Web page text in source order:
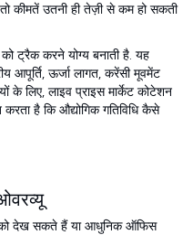
कीमतें उतनी ही तेज़ी से कम हो सकती
ट्रैक करने योग्य बनाती है. यह
आपूर्ति, ऊर्जा लागत, करेंसी मूवमेंट
के लिए, लाइव प्राइस मार्केट कोटेशन
है कि औद्योगिक गतिविधि कैसे
को देख सकते हैं या आधुनिक ऑफिस